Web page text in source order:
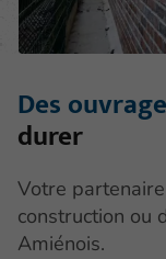
Des
durer
Votre
construction ou
Amiénois.